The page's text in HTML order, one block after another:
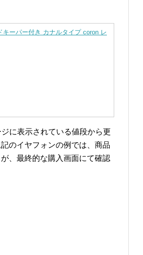
ーパー付き カナルタイプ coron レ
に表示されている値段から更
のイヤフォンの例では、商品
、最終的な購入画面にて確認